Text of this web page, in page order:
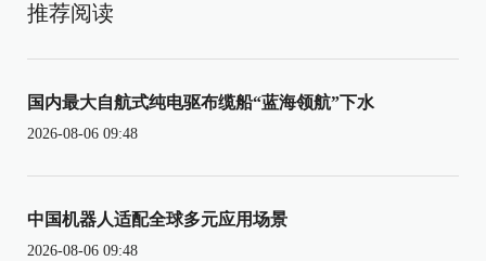
推荐阅读
国内最大自航式纯电驱布缆船“蓝海领航”下水
2026-08-06 09:48
中国机器人适配全球多元应用场景
2026-08-06 09:48